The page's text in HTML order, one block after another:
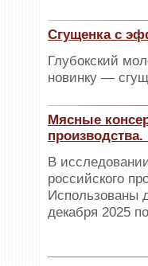
Сгущенка с
Глубокский
новинку —
Мясные
В
российского
Использованы
декабря 2025